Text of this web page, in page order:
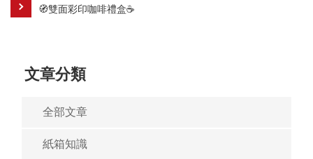
🧭雙面彩印咖啡禮盒☕
文章分類
全部文章
紙箱知識